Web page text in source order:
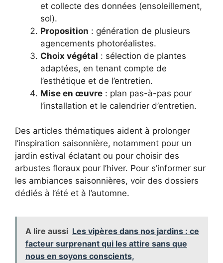
et collecte des données (ensoleillement,
sol).
Proposition : génération de plusieurs
agencements photoréalistes.
Choix végétal : sélection de plantes
adaptées, en tenant compte de
l’esthétique et de l’entretien.
Mise en œuvre : plan pas-à-pas pour
l’installation et le calendrier d’entretien.
Des articles thématiques aident à prolonger
l’inspiration saisonnière, notamment pour un
jardin estival éclatant ou pour choisir des
arbustes floraux pour l’hiver. Pour s’informer sur
les ambiances saisonnières, voir des dossiers
dédiés à l’été et à l’automne.
A lire aussi Les vipères dans nos jardins : ce
facteur surprenant qui les attire sans que
nous en soyons conscients,